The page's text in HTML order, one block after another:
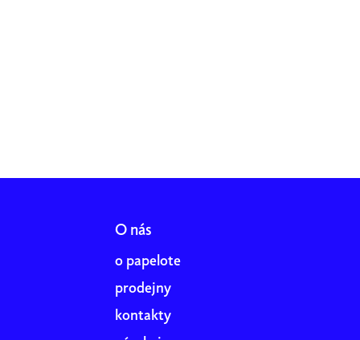
O nás
o papelote
prodejny
kontakty